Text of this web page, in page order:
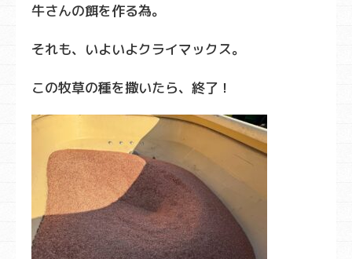
牛さんの餌を作る為。
それも、いよいよクライマックス。
この牧草の種を撒いたら、終了！